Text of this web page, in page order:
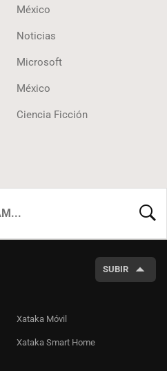
México
Noticias
Microsoft
México
Ciencia Ficción
SUBIR
Xataka Móvil
Xataka Smart Home